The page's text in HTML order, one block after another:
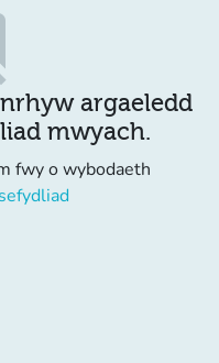
argaeledd
mwyach.
fwy o wybodaeth